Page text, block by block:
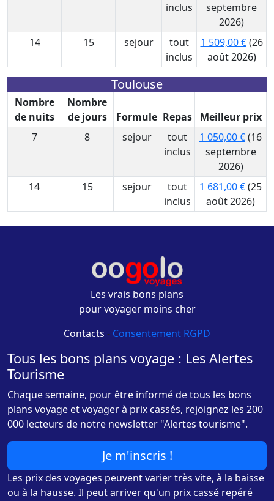
inclus
septembre
2026)
14
15 sejour
tout
inclus
1 509,00 €(26
août 2026)
Toulouse
Nombre
de nuits
Nombre
de jours
Formule Repas
Meilleur prix
7
8 sejour
tout
inclus
1 050,00 €(16
septembre
2026)
14
15 sejour
tout
inclus
1 681,00 €(25
août 2026)
Les vrais bons plans
pour voyager moins cher
Contacts - Consentement RGPD
Tous les bons plans voyage : Les Alertes
Tourisme
Chaque semaine, pour être informé de tous les bons
plans voyage et voyager à prix cassés, rejoignez les 200
000 lecteurs de notre newsletter "Alertes tourisme".
Je m'inscris !
Les prix des voyages peuvent varier très vite, à la baisse
ou à la hausse. Il peut arriver qu'un prix cassé repéré